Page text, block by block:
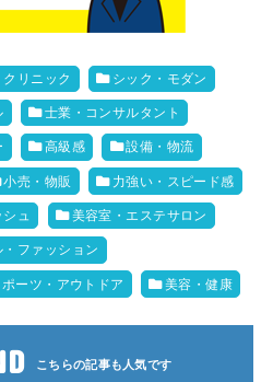
リニック シック・モダン
士業・コンサルタント
高級感 設備・物流
小売・物販 力強い・スピード感
シュ 美容室・エステサロン
・ファッション
ポーツ・アウトドア 美容・健康